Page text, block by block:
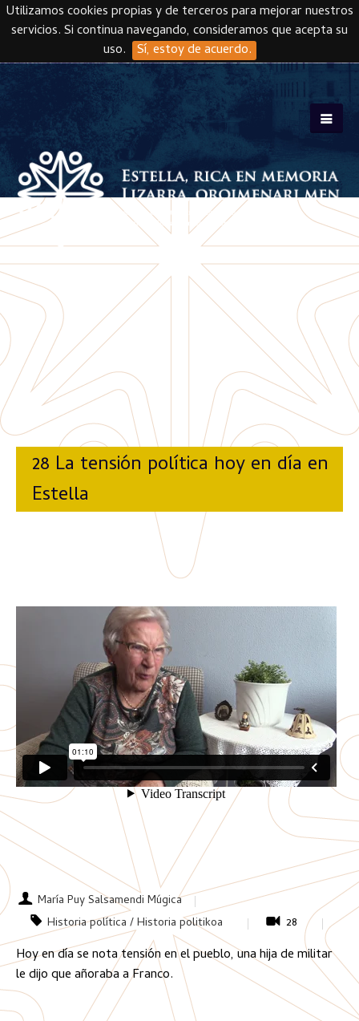
Utilizamos cookies propias y de terceros para mejorar nuestros
servicios. Si continua navegando, consideramos que acepta su
uso. Sí, estoy de acuerdo.
Skip to main content
28 La tensión política hoy en día en
Estella
María Puy Salsamendi Múgica
Historia política / Historia politikoa
28
Hoy en día se nota tensión en el pueblo, una hija de militar
le dijo que añoraba a Franco.